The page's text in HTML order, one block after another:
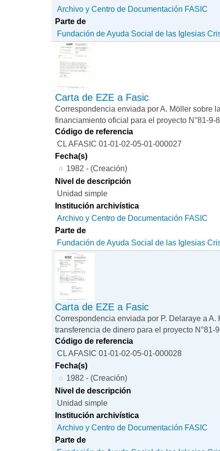
Archivo y Centro de Documentación FASIC
Parte de
Fundación de Ayuda Social de las Iglesias
Carta de EZE a Fasic
Correspondencia enviada por A. Möller sobre
financiamiento oficial para el proyecto N°81-9-
Código de referencia
CL AFASIC 01-01-02-05-01-000027
Fecha(s)
1982 - (Creación)
Nivel de descripción
Unidad simple
Institución archivística
Archivo y Centro de Documentación FASIC
Parte de
Fundación de Ayuda Social de las Iglesias
Carta de EZE a Fasic
Correspondencia enviada por P. Delaraye a A.
transferencia de dinero para el proyecto N°81-
Código de referencia
CL AFASIC 01-01-02-05-01-000028
Fecha(s)
1982 - (Creación)
Nivel de descripción
Unidad simple
Institución archivística
Archivo y Centro de Documentación FASIC
Parte de